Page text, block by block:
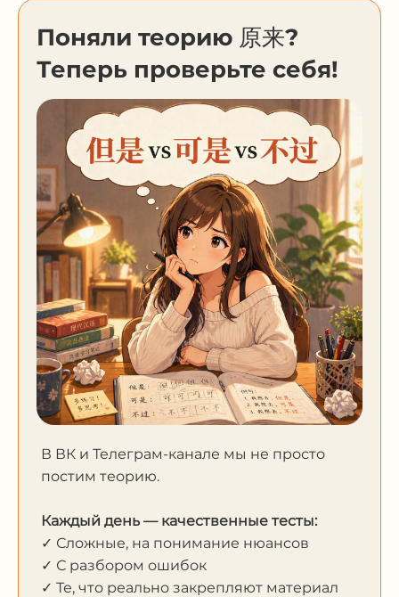
Поняли теорию 原来?
Теперь проверьте себя!
В ВК и Телеграм-канале мы не просто
постим теорию.
Каждый день — качественные тесты:
✓ Сложные, на понимание нюансов
✓ С разбором ошибок
✓ Те, что реально закрепляют материал